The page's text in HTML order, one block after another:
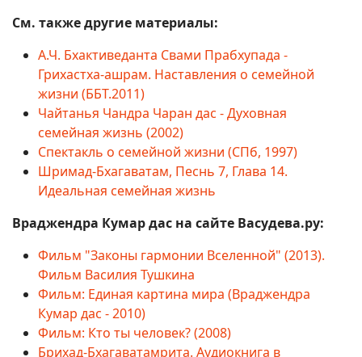
См. также другие материалы:
А.Ч. Бхактиведанта Свами Прабхупада -
Грихастха-ашрам. Наставления о семейной
жизни (ББТ.2011)
Чайтанья Чандра Чаран дас - Духовная
семейная жизнь (2002)
Спектакль о семейной жизни (СПб, 1997)
Шримад-Бхагаватам, Песнь 7, Глава 14.
Идеальная семейная жизнь
Враджендра Кумар дас на сайте Васудева.ру:
Фильм "Законы гармонии Вселенной" (2013).
Фильм Василия Тушкина
Фильм: Единая картина мира (Враджендра
Кумар дас - 2010)
Фильм: Кто ты человек? (2008)
Брихад-Бхагаватамрита. Аудиокнига в